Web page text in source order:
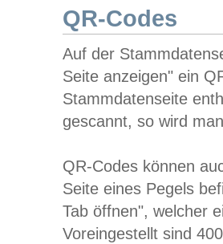
QR-Codes
Auf der
Seite anzeigen" ein
Stammdatenseite
gescannt, so wird
QR-Codes können
Seite eines Pegels
Tab öffnen", welcher
Voreingestellt sind